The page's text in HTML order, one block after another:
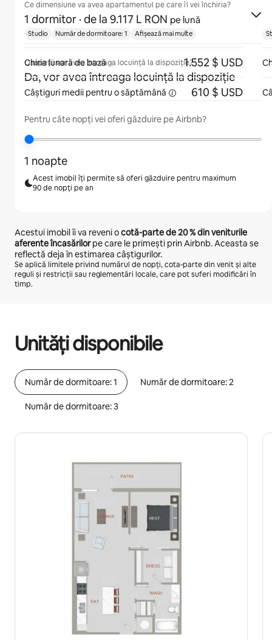
Ce dimensiune va avea apartamentul pe care îl vei închiria?
1 dormitor · de la 9.117 L RON pe lună
Oaspeții vor avea întreaga locuință la dispoziție?
Da, vor avea întreaga locuință la dispoziție
Pentru câte nopți vei oferi găzduire pe Airbnb?
1 noapte
Acest imobil îți permite să oferi găzduire pentru maximum
90 de nopți pe an
Acestui imobil îi va reveni ocotă-parte de20 %din veniturile
aferente încasărilorpe care le primești prin Airbnb. Aceasta se
reflectă deja în estimarea câștigurilor.
Se aplică limitele privind numărul de nopți, cota-parte din venit și alte
reguli și restricții sau reglementări locale, care pot suferi modificări în
timp.
Unități disponibile
Număr de dormitoare: 1 Număr de dormitoare: 2
Număr de dormitoare: 3
Studio Număr de dormitoare: 1 Afișează mai multe
Chiria lunară de bază 1.552 $ USD
Câștiguri medii pentru o săptămână 610 $ USD